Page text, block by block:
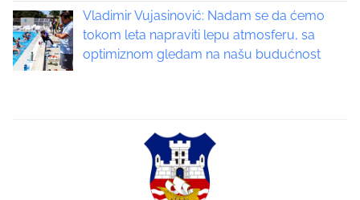
a
t
Vladimir Vujasinović: Nadam se da ćemo
tokom leta napraviti lepu atmosferu, sa
optimiznom gledam na našu budućnost